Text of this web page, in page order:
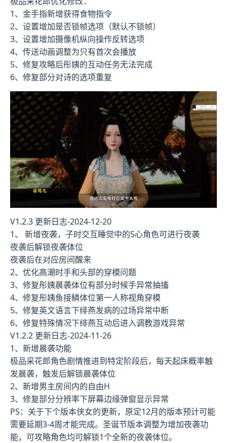
1、金手指新增获得食物指令
2、设置增加是否锁帧选项（默认不锁帧）
3、设置增加摄像机纵向操作反转选项
4、传送动画调整为只有首次会播放
5、修复攻略后彤姨的互动任务无法完成
6、修复部分对诗的选项重复
V1.2.3 更新日志-2024-12-20
1、 新增夜袭，子时交互睡觉中的5心角色可进行夜袭
夜袭后解锁夜袭体位
夜袭后在对应房间醒来
2、优化高潮时手和头部的穿模问题
3、修复彤姨晨袭体位有部分时候手异常抽搐
4、修复彤姨鱼接鳞体位第一人称视角穿模
5、修复英文语言下绯燕发病的过场异常中断
6、修复特殊情况下绯燕互动后进入调教游戏异常
V1.2.2 更新日志-2024-11-26
1、新增晨袭功能
极品采花郎角色剧情推进到特定阶段后，每天起床概率触
发晨袭，触发后解锁晨袭体位
2、新增男主房间内的自由H
3、修复部分分辨率下屏幕边缘弹窗显示异常
PS：关于下个版本侠女的更新，原定12月的版本预计可能
需要延期3-4周才能完成。圣诞节版本调整为增加夜袭功
能，可攻略角色均可解锁1个全新的夜袭体位。